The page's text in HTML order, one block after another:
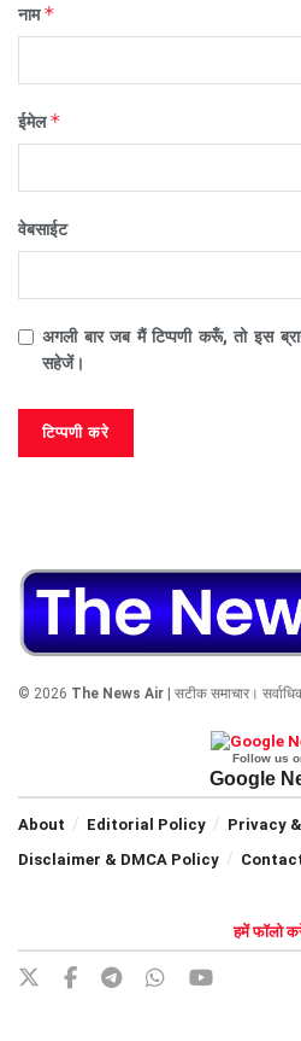
नाम*
ईमेल*
वेबसाईट
अगली बार जब मैं टिप्पणी करूँ, तो इस
सहेजें।
© 2026 The News Air | सटीक समाचार।
Follow us
Google
About Editorial Policy
Privacy
Disclaimer & DMCA Policy
हमें फॉलो